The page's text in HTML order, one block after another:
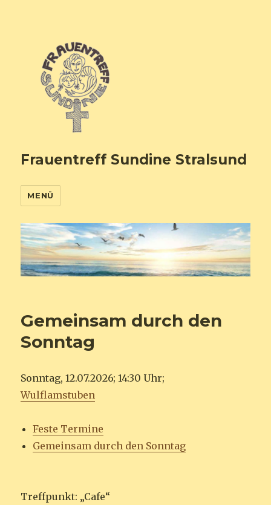
Frauentreff Sundine Stralsund
MENÜ
Gemeinsam durch den
Sonntag
Sonntag, 12.07.2026; 14:30 Uhr;
Wulflamstuben
Feste Termine
Gemeinsam durch den Sonntag
Treffpunkt: „Cafe“